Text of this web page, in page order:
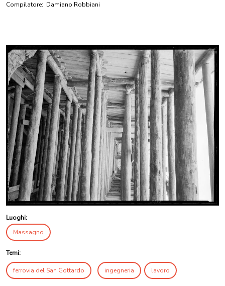
Compilatore: Damiano Robbiani
Luoghi:
Massagno
Temi:
ferrovia del San Gottardo ingegneria lavoro